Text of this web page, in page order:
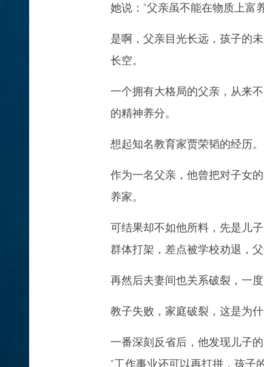
她说：“父亲虽不能在物质上富
是啊，父亲目光长远，孩子的
长空。
一个拥有大格局的父亲，从来
的精神养分。
想起知名教育家贾荣韬的经历。
作为一名父亲，他曾把对子女
养家。
可结果却不如他所料，先是儿
群体打架，差点被学校劝退，父
再然后夫妻间也关系破裂，一度
教子失败，家庭破裂，这是为什
一番深刻反省后，他发现儿子
“工作事业还可以再打拼，孩子